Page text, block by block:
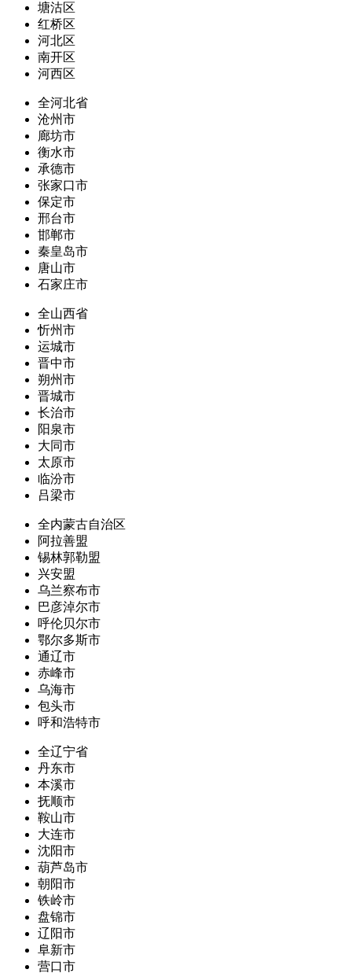
塘沽区
红桥区
河北区
南开区
河西区
全河北省
沧州市
廊坊市
衡水市
承德市
张家口市
保定市
邢台市
邯郸市
秦皇岛市
唐山市
石家庄市
全山西省
忻州市
运城市
晋中市
朔州市
晋城市
长治市
阳泉市
大同市
太原市
临汾市
吕梁市
全内蒙古自治区
阿拉善盟
锡林郭勒盟
兴安盟
乌兰察布市
巴彦淖尔市
呼伦贝尔市
鄂尔多斯市
通辽市
赤峰市
乌海市
包头市
呼和浩特市
全辽宁省
丹东市
本溪市
抚顺市
鞍山市
大连市
沈阳市
葫芦岛市
朝阳市
铁岭市
盘锦市
辽阳市
阜新市
营口市